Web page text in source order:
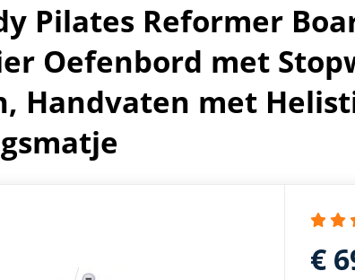
Pilates Reformer
Oefenbord met
Handvaten met
€